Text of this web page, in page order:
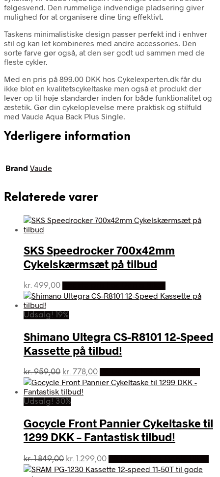
følgesvend. Den rummelige indvendige pladsering giver
mulighed for at organisere dine ting effektivt.
Taskens minimalistiske design passer perfekt ind i enhver
stil og kan let kombineres med andre accessories. Den
sorte farve gør også, at den ser godt ud sammen med de
fleste cykler.
Med en pris på 899.00 DKK hos Cykelexperten.dk får du
ikke blot en kvalitetscykeltaske men også et produkt der
lever op til høje standarder inden for både funktionalitet og
æstetik. Gør din cykeloplevelse mere praktisk og stilfuld
med Vaude Aqua Back Plus Single.
Yderligere information
Brand Vaude
Relaterede varer
SKS Speedrocker 700x42mm
Cykelskærmsæt på tilbud
kr. 499,00
Udsalg! 19%
Shimano Ultegra CS-R8101 12-Speed
Kassette på tilbud!
kr.959,00 Den
oprindelige
pris
var:
kr. 778,00Den
aktuelle
Udsalg! 30%
Gocycle Front Pannier Cykeltaske til
1299 DKK – Fantastisk tilbud!
kr.1.849,00 Den
oprindelige
kr. 1.299,00Den
aktuelle